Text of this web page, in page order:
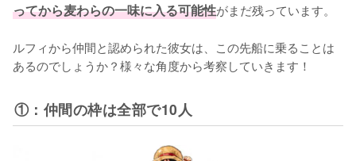
ってから麦わらの一味に入る可能性がまだ残っています。
ルフィから仲間と認められた彼女は、この先船に乗ることは
あるのでしょうか？様々な角度から考察していきます！
①：仲間の枠は全部で10人